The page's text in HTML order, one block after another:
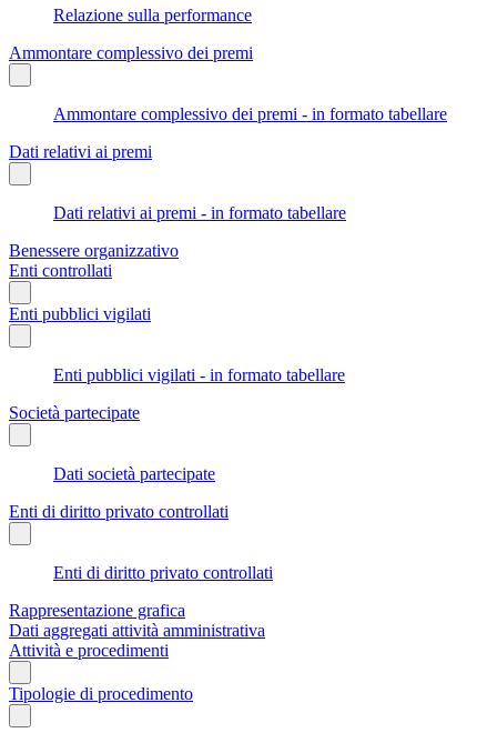
Relazione sulla performance
Ammontare complessivo dei premi
Ammontare complessivo dei premi - in formato tabellare
Dati relativi ai premi
Dati relativi ai premi - in formato tabellare
Benessere organizzativo
Enti controllati
Enti pubblici vigilati
Enti pubblici vigilati - in formato tabellare
Società partecipate
Dati società partecipate
Enti di diritto privato controllati
Enti di diritto privato controllati
Rappresentazione grafica
Dati aggregati attività amministrativa
Attività e procedimenti
Tipologie di procedimento